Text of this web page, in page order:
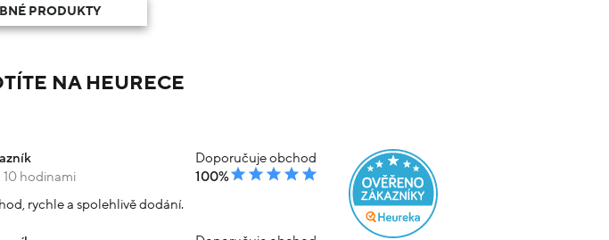
PRODUKTY
NA HEURECE
10 hodinami
Doporučuje obchod
100%
rychle a spolehlivě dodání.